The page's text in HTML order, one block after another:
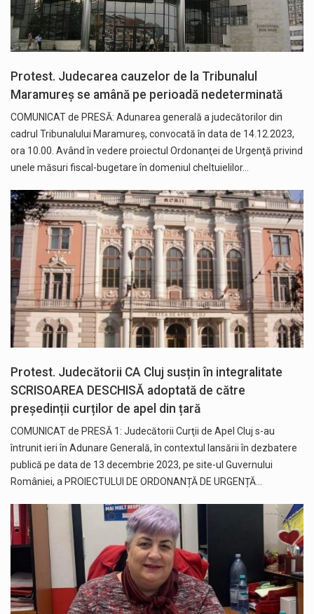
Protest. Judecarea cauzelor de la Tribunalul
Maramureș se amână pe perioadă nedeterminată
COMUNICAT de PRESĂ: Adunarea generală a judecătorilor din
cadrul Tribunalului Maramureș, convocată în data de 14.12.2023,
ora 10.00. Având în vedere proiectul Ordonanţei de Urgenţă privind
unele măsuri fiscal-bugetare în domeniul cheltuielilor…
Protest. Judecătorii CA Cluj susțin în integralitate
SCRISOAREA DESCHISĂ adoptată de către
președinții curților de apel din țară
COMUNICAT de PRESĂ 1: Judecătorii Curţii de Apel Cluj s-au
întrunit ieri în Adunare Generală, în contextul lansării în dezbatere
publică pe data de 13 decembrie 2023, pe site-ul Guvernului
României, a PROIECTULUI DE ORDONANȚĂ DE URGENȚĂ…